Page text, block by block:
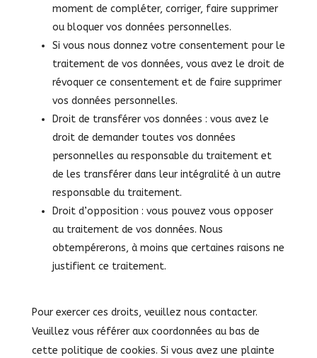
moment de compléter, corriger, faire supprimer
ou bloquer vos données personnelles.
Si vous nous donnez votre consentement pour le
traitement de vos données, vous avez le droit de
révoquer ce consentement et de faire supprimer
vos données personnelles.
Droit de transférer vos données : vous avez le
droit de demander toutes vos données
personnelles au responsable du traitement et
de les transférer dans leur intégralité à un autre
responsable du traitement.
Droit d’opposition : vous pouvez vous opposer
au traitement de vos données. Nous
obtempérerons, à moins que certaines raisons ne
justifient ce traitement.
Pour exercer ces droits, veuillez nous contacter.
Veuillez vous référer aux coordonnées au bas de
cette politique de cookies. Si vous avez une plainte